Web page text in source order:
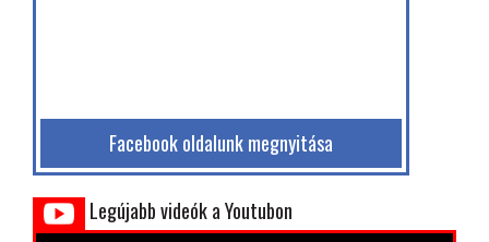
Facebook oldalunk megnyitása
Legújabb videók a Youtubon